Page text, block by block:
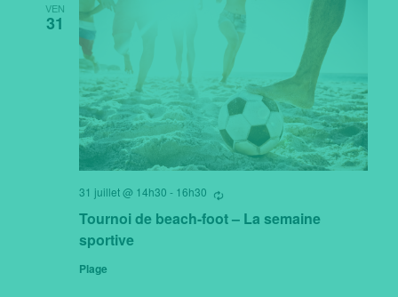
VEN
31
Tournoi de beach-foot – La semaine
sportive
31 juillet @ 14h30 - 16h30
Se
Plage